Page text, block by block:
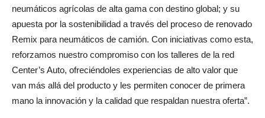
neumáticos agrícolas de alta gama con destino global; y su
apuesta por la sostenibilidad a través del proceso de renovado
Remix para neumáticos de camión. Con iniciativas como esta,
reforzamos nuestro compromiso con los talleres de la red
Center’s Auto, ofreciéndoles experiencias de alto valor que
van más allá del producto y les permiten conocer de primera
mano la innovación y la calidad que respaldan nuestra oferta”.